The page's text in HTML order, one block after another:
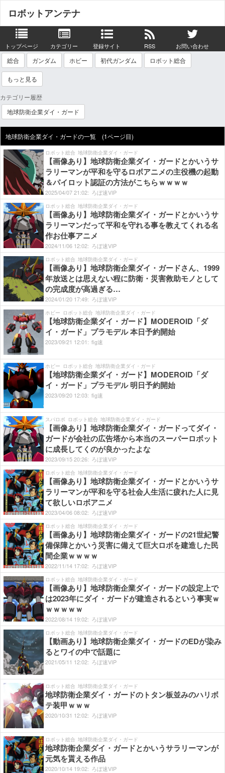
ロボットアンテナ
トップページ カテゴリー 登録サイト RSS お問い合わせ
総合 ガンダム ホビー 初代ガンダム ロボット総合
もっと見る
カテゴリー履歴
地球防衛企業ダイ・ガード
地球防衛企業ダイ・ガードの一覧 (1ページ目)
ロボット総合 地球防衛企業ダイ・ガード
【画像あり】地球防衛企業ダイ・ガードとかいうサ
ラリーマンが平和を守るロボアニメの主役機の起動
＆パイロット認証の方法がこちらｗｗｗｗ
2025/04/0721:02: ろぼ速VIP
ロボット総合 地球防衛企業ダイ・ガード
【画像あり】地球防衛企業ダイ・ガードとかいうサ
ラリーマンだって平和を守れる事を教えてくれる名
作お仕事アニメ
2024/11/06 12:02: ろぼ速VIP
ロボット総合 地球防衛企業ダイ・ガード
【画像あり】地球防衛企業ダイ・ガードさん、1999
年放送とは思えない程に防衛・災害救助モノとして
の完成度が高過ぎる…
2024/01/20 17:49: ろぼ速VIP
ホビー ロボット総合 地球防衛企業ダイ・ガード
【地球防衛企業ダイ・ガード】MODEROID「ダ
イ・ガード」プラモデル 本日予約開始
2023/09/21 12:01: fig速
ホビー ロボット総合 地球防衛企業ダイ・ガード
【地球防衛企業ダイ・ガード】MODEROID「ダ
イ・ガード」プラモデル 明日予約開始
2023/09/20 12:03: fig速
スパロボ ロボット総合 地球防衛企業ダイ・ガード
【画像あり】地球防衛企業ダイ・ガードってダイ・
ガードが会社の広告塔から本当のスーパーロボット
に成長してくのが良かったよな
2023/09/1520:26: ろぼ速VIP
ロボット総合 地球防衛企業ダイ・ガード
【画像あり】地球防衛企業ダイ・ガードとかいうサ
ラリーマンが平和を守る社会人生活に疲れた人に見
て欲しいロボアニメ
2023/04/0608:02: ろぼ速VIP
ロボット総合 地球防衛企業ダイ・ガード
【画像あり】地球防衛企業ダイ・ガードの21世紀警
備保障とかいう災害に備えて巨大ロボを建造した民
間企業ｗｗｗｗ
2022/11/14 17:02: ろぼ速VIP
ロボット総合 地球防衛企業ダイ・ガード
【画像あり】地球防衛企業ダイ・ガードの設定上で
は2023年にダイ・ガードが建造されるという事実ｗ
ｗｗｗｗｗ
2022/08/14 19:02: ろぼ速VIP
ロボット総合 地球防衛企業ダイ・ガード
【動画あり】地球防衛企業ダイ・ガードのEDが染み
るとワイの中で話題に
2021/05/11 12:02: ろぼ速VIP
ロボット総合 地球防衛企業ダイ・ガード
地球防衛企業ダイ・ガードのトタン板並みのハリボ
テ装甲ｗｗｗ
2020/10/31 12:02: ろぼ速VIP
ロボット総合 地球防衛企業ダイ・ガード
地球防衛企業ダイ・ガードとかいうサラリーマンが
元気を貰える作品
2020/10/14 19:02: ろぼ速VIP